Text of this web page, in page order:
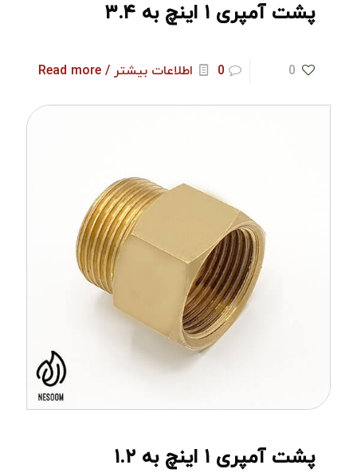
پشت آمپری ۱ اینچ به ۳.۴
0
0 اطلاعات بیشتر / Read more
پشت آمپری ۱ اینچ به ۱.۲